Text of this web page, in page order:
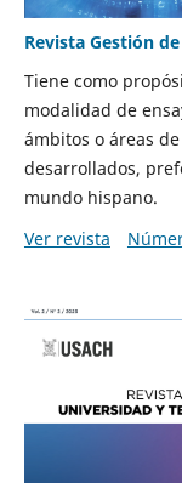
Revista Gestión
Tiene como
modalidad de
ámbitos o áreas
desarrollados,
mundo hispano.
Ver revista